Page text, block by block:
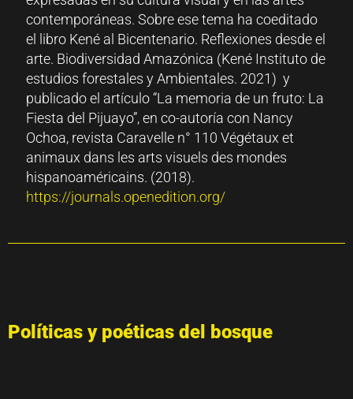
contemporáneas. Sobre ese tema ha coeditado
el libro Kené al Bicentenario. Reflexiones desde el
arte. Biodiversidad Amazónica (Kené Instituto de
estudios forestales y Ambientales. 2021) y
publicado el artículo “La memoria de un fruto: La
Fiesta del Pijuayo”, en co-autoría con Nancy
Ochoa, revista Caravelle n° 110 Végétaux et
animaux dans les arts visuels des mondes
hispanoaméricains. (2018).
https://journals.openedition.org/
Políticas y poéticas del bosque